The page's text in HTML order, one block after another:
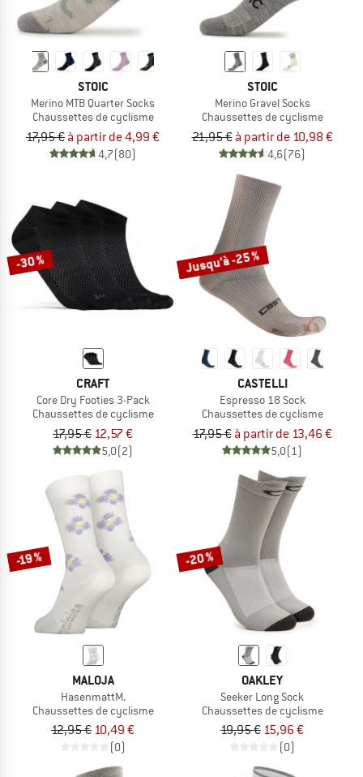
STOIC
Merino MTB Quarter Socks
Chaussettes de cyclisme
17,95 € à partir de 4,99 €
4,7(80)
STOIC
Merino Gravel Socks
Chaussettes de cyclisme
21,95 € à partir de 10,98 €
4,6(76)
-30 %
CRAFT
Core Dry Footies 3-Pack
Chaussettes de cyclisme
17,95 € 12,57 €
5,0(2)
Jusqu'à -25 %
CASTELLI
Espresso 18 Sock
Chaussettes de cyclisme
17,95 € à partir de 13,46 €
5,0(1)
-19 %
MALOJA
HasenmattM.
Chaussettes de cyclisme
12,95 € 10,49 €
(0)
-20 %
OAKLEY
Seeker Long Sock
Chaussettes de cyclisme
19,95 € 15,96 €
(0)